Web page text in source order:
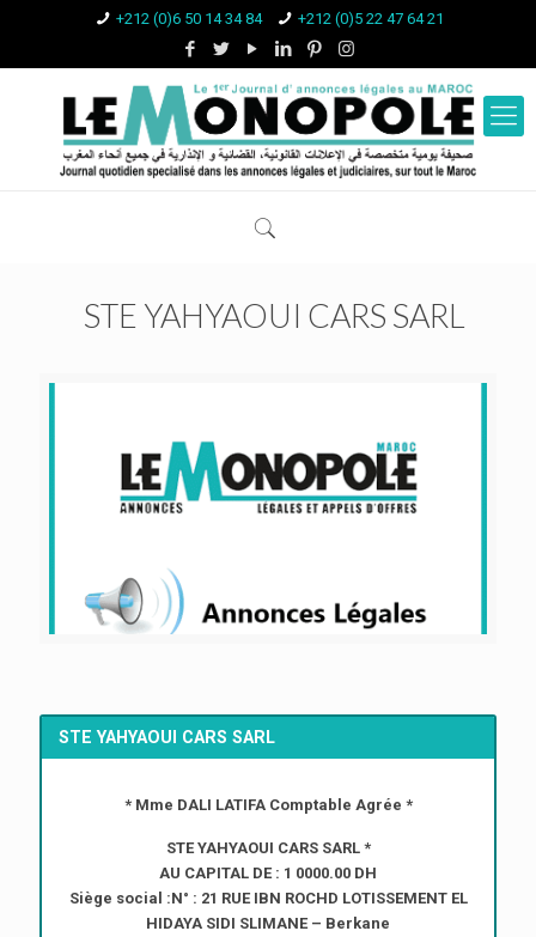
+212 (0)6 50 14 34 84 +212 (0)5 22 47 64 21
STE YAHYAOUI CARS SARL
STE YAHYAOUI CARS SARL
* Mme DALI LATIFA Comptable Agrée *
STE YAHYAOUI CARS SARL *
AU CAPITAL DE : 1 0000.00 DH
Siège social :N° : 21 RUE IBN ROCHD LOTISSEMENT EL
HIDAYA SIDI SLIMANE – Berkane